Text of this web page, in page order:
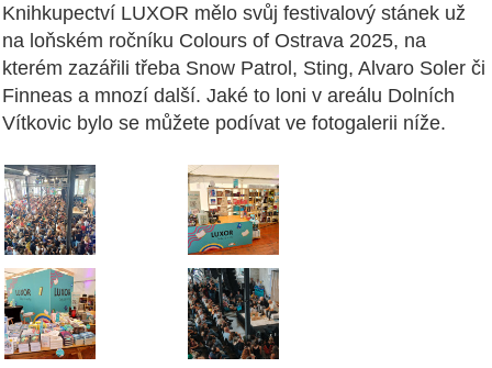
Knihkupectví LUXOR mělo svůj festivalový stánek už
na loňském ročníku Colours of Ostrava 2025, na
kterém zazářili třeba Snow Patrol, Sting, Alvaro Soler či
Finneas a mnozí další. Jaké to loni v areálu Dolních
Vítkovic bylo se můžete podívat ve fotogalerii níže.